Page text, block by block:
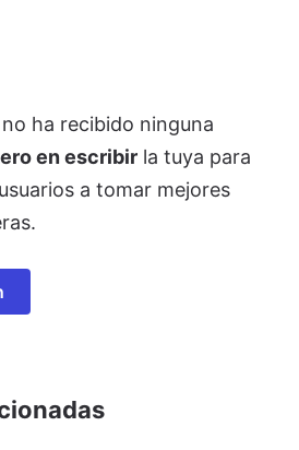
ha recibido ninguna
en escribir la tuya para
a tomar mejores